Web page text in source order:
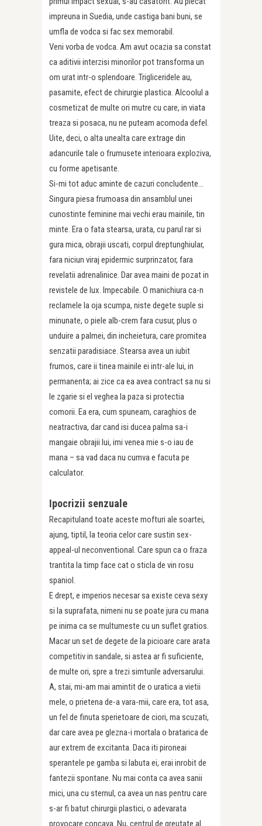
impreuna in Suedia, unde castiga bani buni, se
umfla de vodca si fac sex memorabil.
Veni vorba de vodca. Am avut ocazia sa constat
ca aditivii interzisi minorilor pot transforma un
om urat intr-o splendoare. Trigliceridele au,
pasamite, efect de chirurgie plastica. Alcoolul a
cosmetizat de multe ori mutre cu care, in viata
treaza si posaca, nu ne puteam acomoda defel.
Uite, deci, o alta unealta care extrage din
adancurile tale o frumusete interioara exploziva,
cu forme apetisante.
Si-mi tot aduc aminte de cazuri concludente…
Singura piesa frumoasa din ansamblul unei
cunostinte feminine mai vechi erau mainile, tin
minte. Era o fata stearsa, urata, cu parul rar si
gura mica, obrajii uscati, corpul dreptunghiular,
fara niciun viraj epidermic surprinzator, fara
revelatii adrenalinice. Dar avea maini de pozat in
revistele de lux. Impecabile. O manichiura ca-n
reclamele la oja scumpa, niste degete suple si
minunate, o piele alb-crem fara cusur, plus o
unduire a palmei, din incheietura, care promitea
senzatii paradisiace. Stearsa avea un iubit
frumos, care ii tinea mainile ei intr-ale lui, in
permanenta; ai zice ca ea avea contract sa nu si
le zgarie si el veghea la paza si protectia
comorii. Ea era, cum spuneam, caraghios de
neatractiva, dar cand isi ducea palma sa-i
mangaie obrajii lui, imi venea mie s-o iau de
mana – sa vad daca nu cumva e facuta pe
calculator.
Ipocrizii senzuale
Recapituland toate aceste mofturi ale soartei,
ajung, tiptil, la teoria celor care sustin sex-
appeal-ul neconventional. Care spun ca o fraza
trantita la timp face cat o sticla de vin rosu
spaniol.
E drept, e imperios necesar sa existe ceva sexy
si la suprafata, nimeni nu se poate jura cu mana
pe inima ca se multumeste cu un suflet gratios.
Macar un set de degete de la picioare care arata
competitiv in sandale, si astea ar fi suficiente,
de multe ori, spre a trezi simturile adversarului.
A, stai, mi-am mai amintit de o uratica a vietii
mele, o prietena de-a vara-mii, care era, tot asa,
un fel de finuta sperietoare de ciori, ma scuzati,
dar care avea pe glezna-i mortala o bratarica de
aur extrem de excitanta. Daca iti pironeai
sperantele pe gamba si labuta ei, erai inrobit de
fantezii spontane. Nu mai conta ca avea sanii
mici, una cu sternul, ca avea un nas pentru care
s-ar fi batut chirurgii plastici, o adevarata
provocare concava. Nu, centrul de greutate al